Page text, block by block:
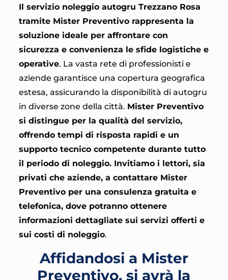
Il servizio noleggio autogru Trezzano Rosa
tramite Mister Preventivo rappresenta la
soluzione ideale per affrontare con
sicurezza e convenienza le sfide logistiche e
operative. La vasta rete di professionisti e
aziende garantisce una copertura geografica
estesa, assicurando la disponibilità di autogru
in diverse zone della città. Mister Preventivo
si distingue per la qualità del servizio,
offrendo tempi di risposta rapidi e un
supporto tecnico competente durante tutto
il periodo di noleggio. Invitiamo i lettori, sia
privati che aziende, a contattare Mister
Preventivo per una consulenza gratuita e
telefonica, dove potranno ottenere
informazioni dettagliate sui servizi offerti e
sui costi di noleggio.
Affidandosi a Mister
Preventivo, si avrà la